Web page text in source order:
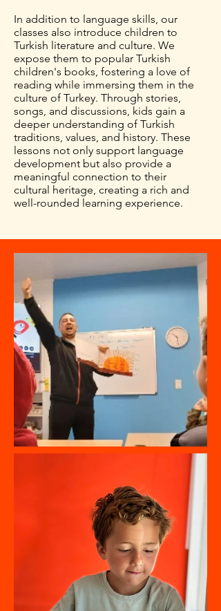
In addition to language skills, our
classes also introduce children to
Turkish literature and culture. We
expose them to popular Turkish
children's books, fostering a love of
reading while immersing them in the
culture of Turkey. Through stories,
songs, and discussions, kids gain a
deeper understanding of Turkish
traditions, values, and history. These
lessons not only support language
development but also provide a
meaningful connection to their
cultural heritage, creating a rich and
well-rounded learning experience.